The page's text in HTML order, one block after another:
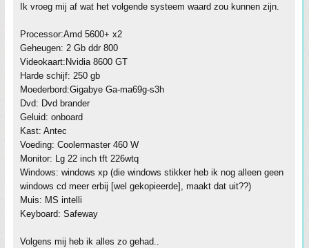
Ik vroeg mij af wat het volgende systeem waard zou kunnen zijn.
Processor:Amd 5600+ x2
Geheugen: 2 Gb ddr 800
Videokaart:Nvidia 8600 GT
Harde schijf: 250 gb
Moederbord:Gigabye Ga-ma69g-s3h
Dvd: Dvd brander
Geluid: onboard
Kast: Antec
Voeding: Coolermaster 460 W
Monitor: Lg 22 inch tft 226wtq
Windows: windows xp (die windows stikker heb ik nog alleen geen
windows cd meer erbij [wel gekopieerde], maakt dat uit??)
Muis: MS intelli
Keyboard: Safeway
Volgens mij heb ik alles zo gehad..